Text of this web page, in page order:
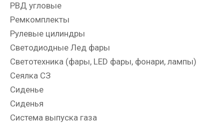
РВД угловые
Ремкомплекты
Рулевые цилиндры
Светодиодные Лед фары
Светотехника (фары, LED фары, фонари, лампы)
Сеялка СЗ
Сиденье
Сиденья
Система выпуска газа